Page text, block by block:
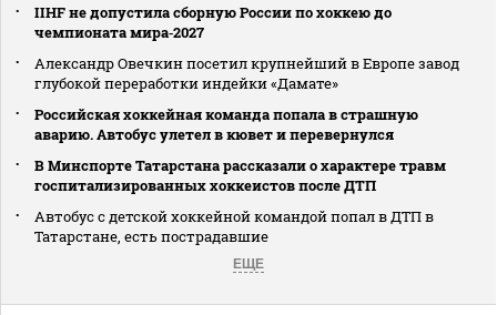
IIHF не допустила сборную России по хоккею до
чемпионата мира‑2027
Александр Овечкин посетил крупнейший в Европе завод
глубокой переработки индейки «Дамате»
Российская хоккейная команда попала в страшную
аварию. Автобус улетел в кювет и перевернулся
В Минспорте Татарстана рассказали о характере травм
госпитализированных хоккеистов после ДТП
Автобус с детской хоккейной командой попал в ДТП в
Татарстане, есть пострадавшие
ЕЩЕ